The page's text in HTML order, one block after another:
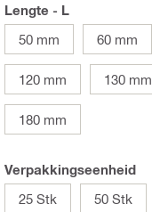
Lengte - L
50 mm
60 mm
120 mm 130 mm
180 mm
Verpakkingseenheid
25 Stk
50 Stk